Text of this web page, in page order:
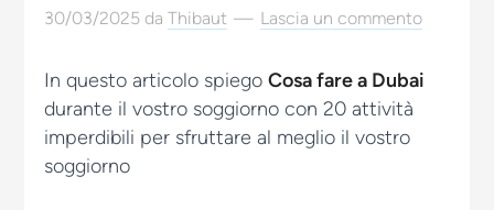
30/03/2025 daThibaut Lascia un commento
In questo articolo spiegoCosa fare a Dubai
durante il vostro soggiorno con 20 attività
imperdibili per sfruttare al meglio il vostro
soggiorno